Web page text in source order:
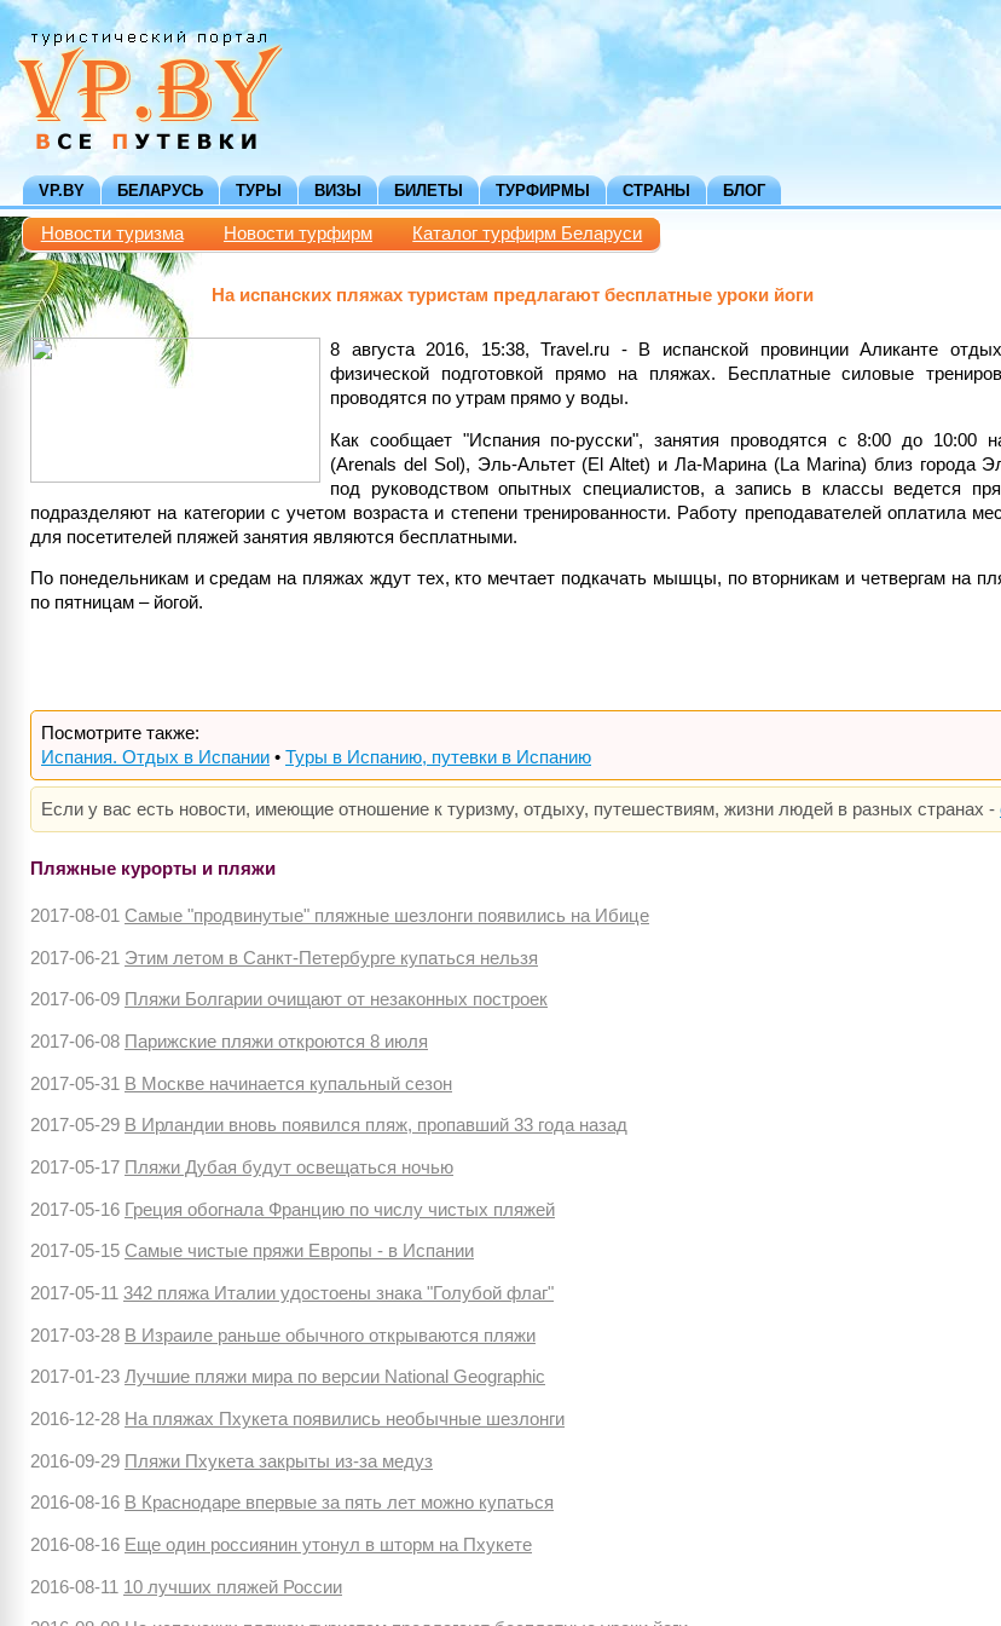
VP.BY БЕЛАРУСЬ ТУРЫ ВИЗЫ БИЛЕТЫ ТУРФИРМЫ СТРАНЫ БЛОГ
Новости туризма Новости турфирм Каталог турфирм Беларуси
На испанских пляжах туристам предлагают бесплатные уроки йоги
8 августа 2016, 15:38, Travel.ru - В испанской провинции Аликанте
физической подготовкой прямо на пляжах. Бесплатные силовые
проводятся по утрам прямо у воды.
Как сообщает "Испания по-русски", занятия проводятся с 8:00 до 10:00
(Arenals del Sol), Эль-Альтет (El Altet) и Ла-Марина (La Marina) близ города
под руководством опытных специалистов, а запись в классы ведется
подразделяют на категории с учетом возраста и степени тренированности. Работу преподавателей оплатила
для посетителей пляжей занятия являются бесплатными.
По понедельникам и средам на пляжах ждут тех, кто мечтает подкачать мышцы, по вторникам и четвергам на
по пятницам – йогой.
Посмотрите также:
Испания. Отдых в Испании • Туры в Испанию, путевки в Испанию
Если у вас есть новости, имеющие отношение к туризму, отдыху, путешествиям, жизни людей в разных странах -
Пляжные курорты и пляжи
2017-08-01 Самые "продвинутые" пляжные шезлонги появились на Ибице
2017-06-21 Этим летом в Санкт-Петербурге купаться нельзя
2017-06-09 Пляжи Болгарии очищают от незаконных построек
2017-06-08 Парижские пляжи откроются 8 июля
2017-05-31 В Москве начинается купальный сезон
2017-05-29 В Ирландии вновь появился пляж, пропавший 33 года назад
2017-05-17 Пляжи Дубая будут освещаться ночью
2017-05-16 Греция обогнала Францию по числу чистых пляжей
2017-05-15 Самые чистые пряжи Европы - в Испании
2017-05-11 342 пляжа Италии удостоены знака "Голубой флаг"
2017-03-28 В Израиле раньше обычного открываются пляжи
2017-01-23 Лучшие пляжи мира по версии National Geographic
2016-12-28 На пляжах Пхукета появились необычные шезлонги
2016-09-29 Пляжи Пхукета закрыты из-за медуз
2016-08-16 В Краснодаре впервые за пять лет можно купаться
2016-08-16 Еще один россиянин утонул в шторм на Пхукете
2016-08-11 10 лучших пляжей России